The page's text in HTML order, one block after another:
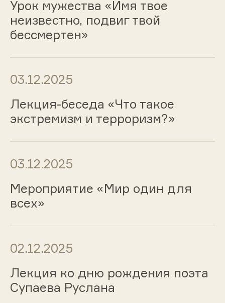
Урок мужества «Имя твое
неизвестно, подвиг твой
бессмертен»
03.12.2025
Лекция-беседа «Что такое
экстремизм и терроризм?»
03.12.2025
Мероприятие «Мир один для
всех»
02.12.2025
Лекция ко дню рождения поэта
Супаева Руслана